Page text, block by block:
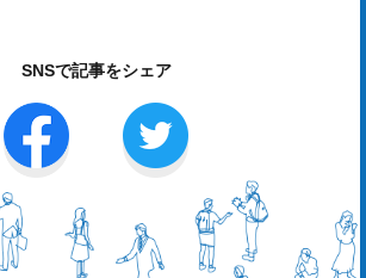
SNSで記事をシェア